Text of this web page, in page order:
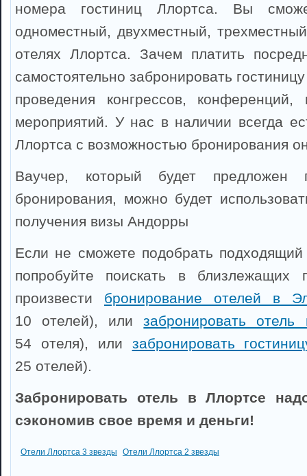
номера гостиниц Ллортса. Вы
одноместный, двухместный,
отелях Ллортса. Зачем платить
самостоятельно забронировать
проведения конгрессов, конференций,
мероприятий. У нас в наличии всегда
Ллортса с возможностью бронирования
Ваучер, который будет предложен
бронирования, можно будет
получения визы Андорры
Если не сможете подобрать
попробуйте поискать в близлежащих
произвести бронирование отелей в
10 отелей), илизабронировать
54 отеля), или забронировать
25 отелей).
Забронировать отель в Ллортсе
сэкономив свое время и деньги!
Отели Ллортса 3 звезды Отели Ллортса 2 звезды